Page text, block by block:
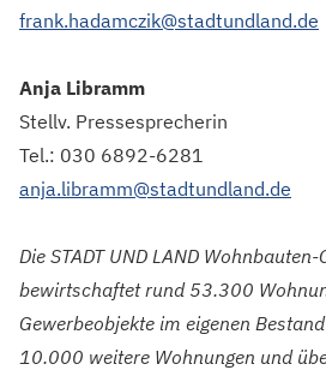
frank.hadamczik@stadtundland.de
Anja Libramm
Stellv. Pressesprecherin
Tel.: 030 6892-6281
anja.libramm@stadtundland.de
Die STADT UND LAND
bewirtschaftet rund 53.300
Gewerbeobjekte im eigenen
10.000 weitere Wohnungen und